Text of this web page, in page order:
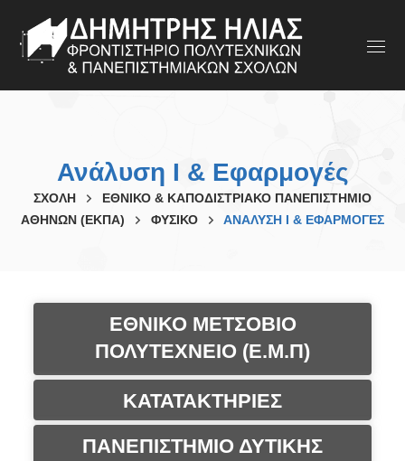
Ανάλυση I & Εφαρμογές
ΣΧΟΛΗ
ΕΘΝΙΚΟ & ΚΑΠΟΔΙΣΤΡΙΑΚΟ ΠΑΝΕΠΙΣΤΗΜΙΟ
ΑΘΗΝΩΝ (ΕΚΠΑ)
ΦΥΣΙΚΟ ΑΝΆΛΥΣΗ I & ΕΦΑΡΜΟΓΈΣ
ΕΘΝΙΚΟ ΜΕΤΣΟΒΙΟ
ΠΟΛΥΤΕΧΝΕΙΟ (Ε.Μ.Π)
ΚΑΤΑΤΑΚΤΗΡΙΕΣ
ΠΑΝΕΠΙΣΤΗΜΙΟ ΔΥΤΙΚΗΣ